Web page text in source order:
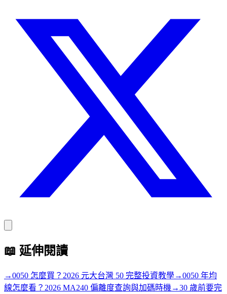
📖 延伸閱讀
→0050 怎麼買？2026 元大台灣 50 完整投資教學→0050 年均
線怎麼看？2026 MA240 偏離度查詢與加碼時機 →30 歲前要完